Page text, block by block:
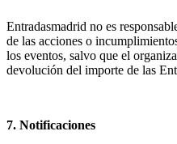
Entradasmadrid no es
de las acciones o
los eventos, salvo que el
devolución del importe de las
7. Notificaciones